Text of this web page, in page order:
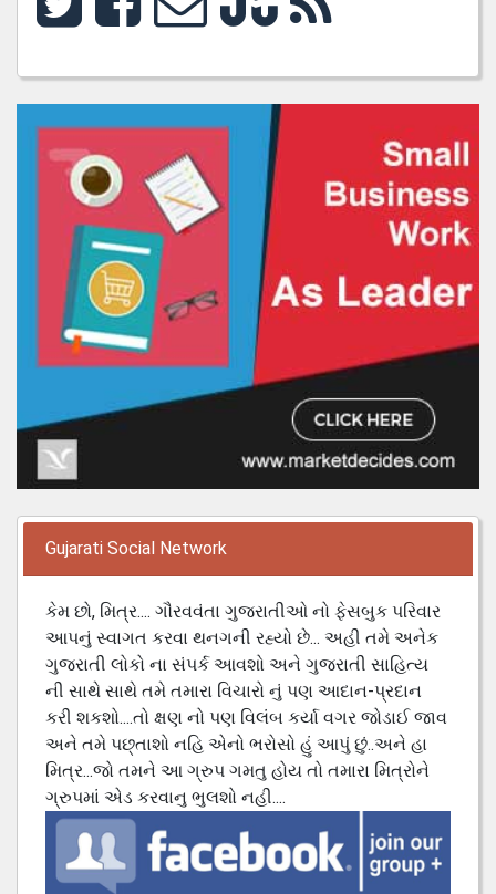
Gujarati Social Network
કેમ છો, મિત્ર.... ગૌરવવંતા ગુજરાતીઓ નો ફેસબુક પરિવાર
આપનું સ્વાગત કરવા થનગની રહ્યો છે... અહી તમે અનેક
ગુજરાતી લોકો ના સંપર્ક આવશો અને ગુજરાતી સાહિત્ય
ની સાથે સાથે તમે તમારા વિચારો નું પણ આદાન-પ્રદાન
કરી શકશો....તો ક્ષણ નો પણ વિલંબ કર્યા વગર જોડાઈ જાવ
અને તમે પછ્તાશો નહિ એનો ભરોસો હું આપું છું..અને હા
મિત્ર...જો તમને આ ગ્રુપ ગમતુ હોય તો તમારા મિત્રોને
ગ્રુપમાં એડ કરવાનુ ભુલશો નહી....